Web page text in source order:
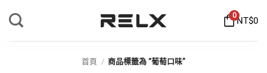
0NT$0
首頁 / 商品標籤為 “葡萄口味”